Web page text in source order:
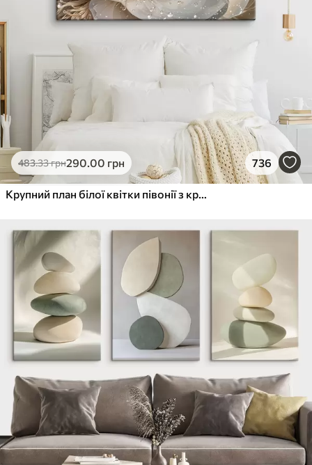
483.33грн290.00 грн 736
Крупний план білої квітки півонії з крапельками води на пелюстках на розмитому фоні